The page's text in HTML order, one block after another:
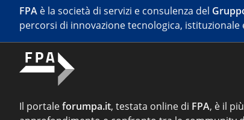
FPA è la società di servizi e consulenza del
percorsi di innovazione tecnologica, istituzionale
Il portaleforumpa.it, testata online di FPA, è il